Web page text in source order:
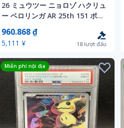
26 ミュウツー ニョロゾ ハクリュ
ー ベロリンガ AR 25th 151 ポケ
モンカード ポケカ
960.868 ₫
5,111 ¥ 18 lượt đấu
Miễn phí nội địa